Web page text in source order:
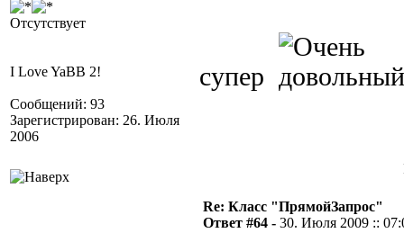
Отсутствует
I Love YaBB 2!
Сообщений: 93
Зарегистрирован: 26. Июля
2006
супер
Re: Класс "ПрямойЗапрос"
Ответ #64 - 30. Июля 2009 ::